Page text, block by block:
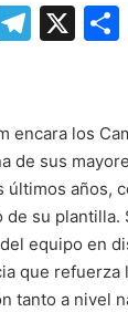
T
gr
a
m
X
encara los
de sus
últimos años,
su plantilla.
equipo en
que refuerza
tanto a nivel